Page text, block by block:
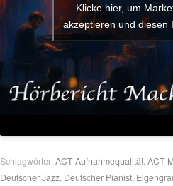
Klicke hier, um
akzeptieren und diesen
Schlagwörter:ACT Aufnahmequalität,ACT
Deutscher Jazz, Deutscher Pianist,